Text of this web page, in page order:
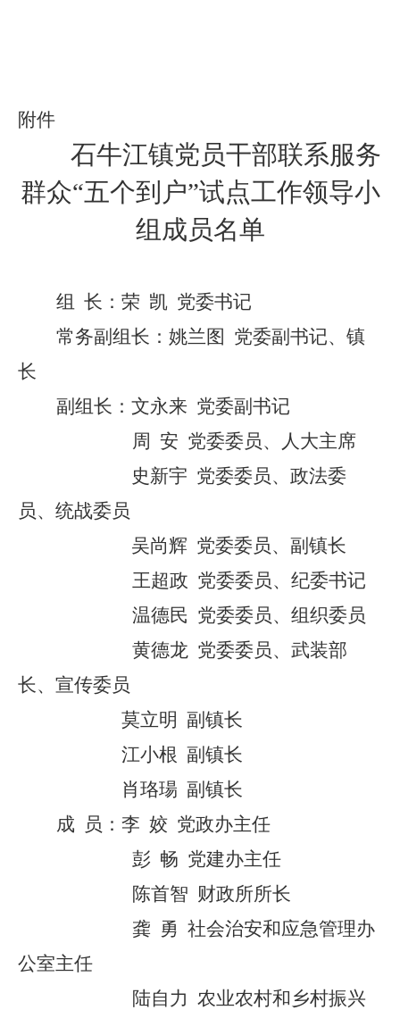
附件
石牛江镇党员干部联系服务
群众“五个到户”试点工作领导小
组成员名单
组 长： 荣 凯 党委书记
常务副组长： 姚兰图 党委副书记、 镇
长
副组长： 文永来 党委副书记
周 安 党委委员、
人大主席
史新宇 党委委员、 政法委
员、统战委员
吴尚辉 党委委员、 副镇长
王超政 党委委员、 纪委书记
温德民 党委委员、组织委员
黄德龙 党委委员、 武装部
长、宣传委员
莫立明 副镇长
江小根 副镇长
肖珞瑒 副镇长
成
员： 李 姣 党政办主任
彭 畅 党建办主任
陈首智 财政所所长
龚 勇 社会治安和应急管理办
公室主任
陆自力 农业农村和乡村振兴